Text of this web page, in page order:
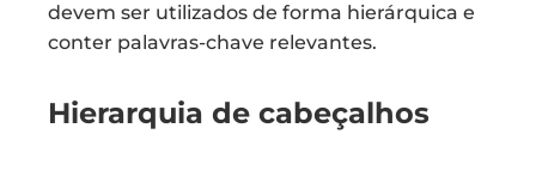
devem ser utilizados de forma hierárquica e
conter palavras-chave relevantes.
Hierarquia de cabeçalhos